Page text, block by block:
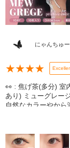
にゃんちゅ
★★★★
👀 : 焦げ茶(多分) 室
あり) ミューグレー
自然なカラーやか
きなうるちゅる瞳
ラッシュして 撮っ
~！ インスタは使用
レーカラコン初めて